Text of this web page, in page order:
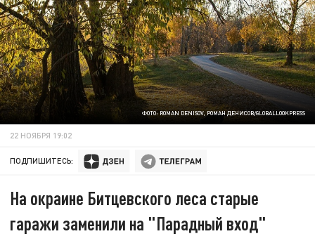
ФОТО: ROMAN DENISOV, РОМАН ДЕНИСОВ/GLOBALLOOKPRESS
22 НОЯБРЯ 19:02
ПОДПИШИТЕСЬ:
На окраине Битцевского леса старые
гаражи заменили на "Парадный вход"